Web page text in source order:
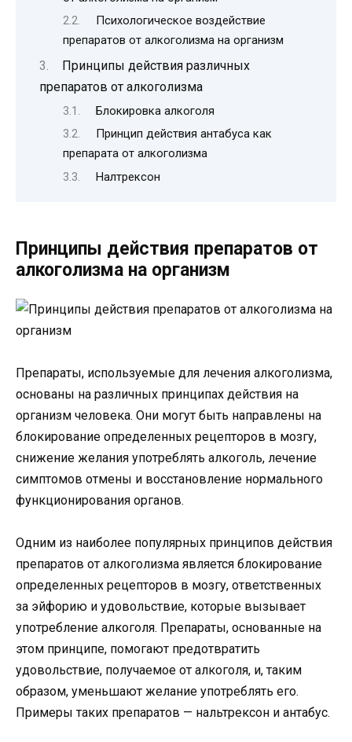
Психологическое воздействие
препаратов от алкоголизма на организм
Принципы действия различных
препаратов от алкоголизма
Блокировка алкоголя
Принцип действия антабуса как
препарата от алкоголизма
Налтрексон
Принципы действия препаратов от
алкоголизма на организм
Препараты, используемые для лечения алкоголизма,
основаны на различных принципах действия на
организм человека. Они могут быть направлены на
блокирование определенных рецепторов в мозгу,
снижение желания употреблять алкоголь, лечение
симптомов отмены и восстановление нормального
функционирования органов.
Одним из наиболее популярных принципов действия
препаратов от алкоголизма является блокирование
определенных рецепторов в мозгу, ответственных
за эйфорию и удовольствие, которые вызывает
употребление алкоголя. Препараты, основанные на
этом принципе, помогают предотвратить
удовольствие, получаемое от алкоголя, и, таким
образом, уменьшают желание употреблять его.
Примеры таких препаратов — нальтрексон и антабус.